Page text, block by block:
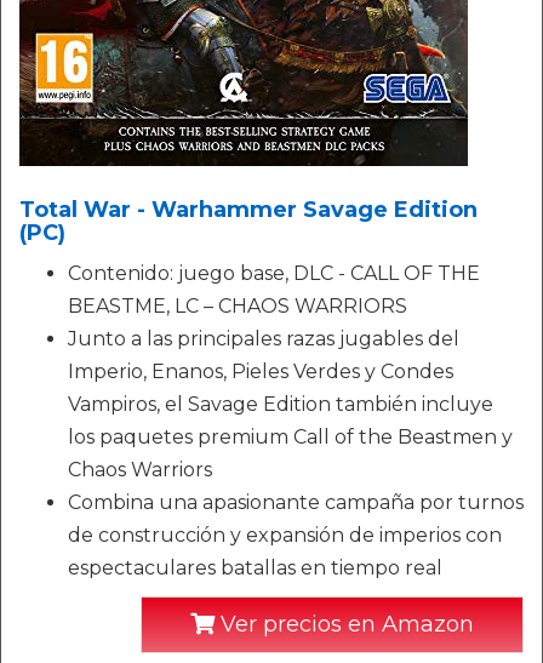
Total War - Warhammer Savage Edition
(PC)
Contenido: juego base, DLC - CALL OF THE
BEASTME, LC – CHAOS WARRIORS
Junto a las principales razas jugables del
Imperio, Enanos, Pieles Verdes y Condes
Vampiros, el Savage Edition también incluye
los paquetes premium Call of the Beastmen y
Chaos Warriors
Combina una apasionante campaña por turnos
de construcción y expansión de imperios con
espectaculares batallas en tiempo real
Ver precios en Amazon